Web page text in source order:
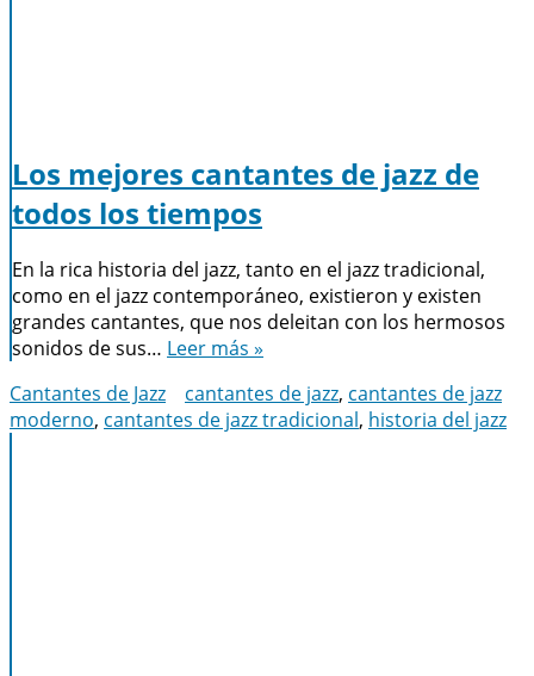
Los mejores cantantes de jazz de
todos los tiempos
En la rica historia del jazz, tanto en el jazz tradicional,
como en el jazz contemporáneo, existieron y existen
grandes cantantes, que nos deleitan con los hermosos
sonidos de sus… Leer más »
Cantantes de Jazz
cantantes de jazz, cantantes de jazz
moderno, cantantes de jazz tradicional, historia del jazz